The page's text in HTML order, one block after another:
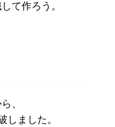
て作ろう。
、
しました。